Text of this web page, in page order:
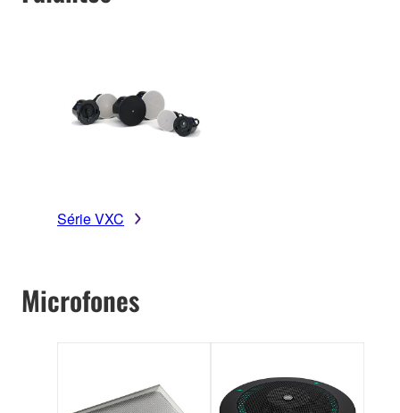
Série VXC
Microfones